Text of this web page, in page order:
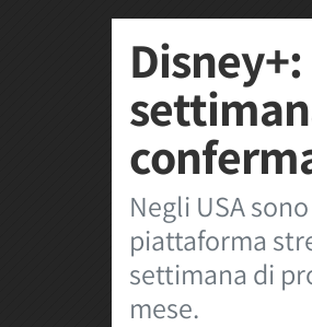
Negli USA
piattaforma
settimana di
mese.